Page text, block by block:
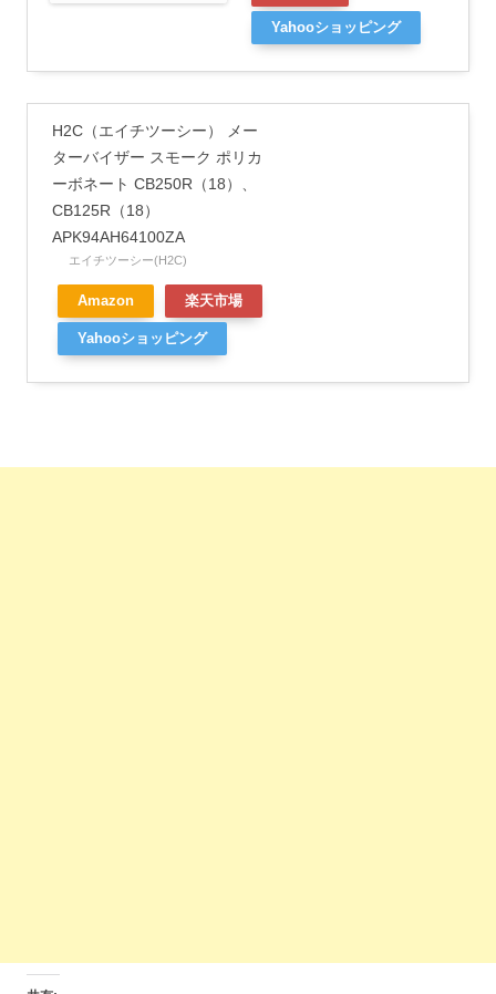
Yahooショッピング
H2C（エイチツーシー） メー
ターバイザー スモーク ポリカ
ーボネート CB250R（18）、
CB125R（18）
APK94AH64100ZA
エイチツーシー(H2C)
Amazon 楽天市場
Yahooショッピング